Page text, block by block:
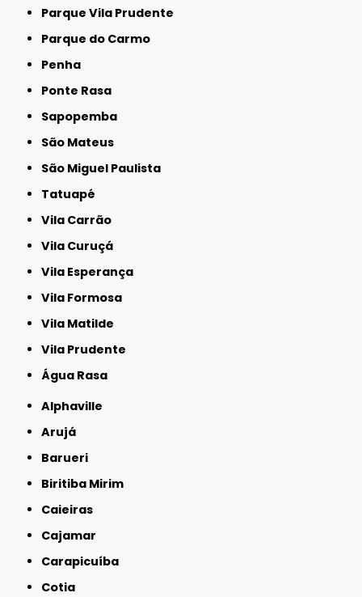
Parque Vila Prudente
Parque do Carmo
Penha
Ponte Rasa
Sapopemba
São Mateus
São Miguel Paulista
Tatuapé
Vila Carrão
Vila Curuçá
Vila Esperança
Vila Formosa
Vila Matilde
Vila Prudente
Água Rasa
Alphaville
Arujá
Barueri
Biritiba Mirim
Caieiras
Cajamar
Carapicuíba
Cotia